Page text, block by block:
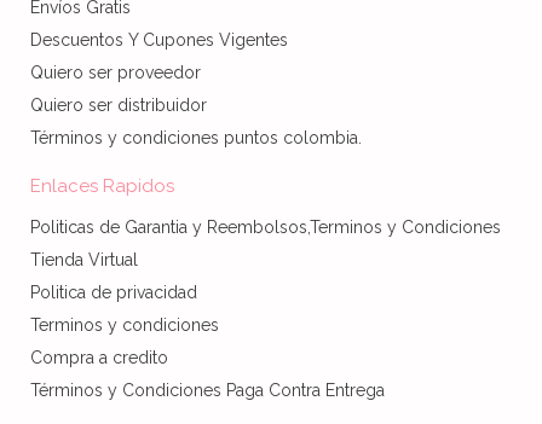
Envíos Gratis
Descuentos Y Cupones Vigentes
Quiero ser proveedor
Quiero ser distribuidor
Términos y condiciones puntos colombia.
Enlaces Rapidos
Politicas de Garantia y Reembolsos,Terminos y Condiciones
Tienda Virtual
Politica de privacidad
Terminos y condiciones
Compra a credito
Términos y Condiciones Paga Contra Entrega